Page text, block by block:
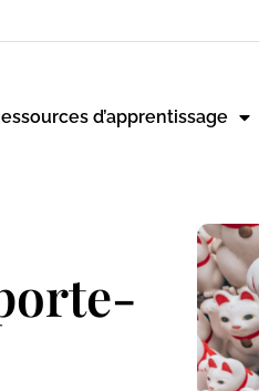
d’apprentissage